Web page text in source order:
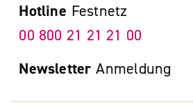
Hotline Festnetz
00 800 21 21 21 00
Newsletter Anmeldung